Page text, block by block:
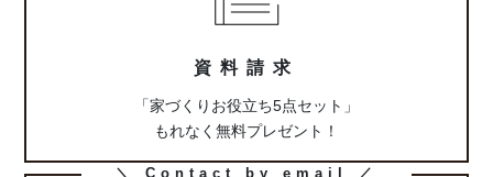
資料請求
「家づくりお役立ち5点セット」
もれなく無料プレゼント！
カ
＼ Contact by email ／